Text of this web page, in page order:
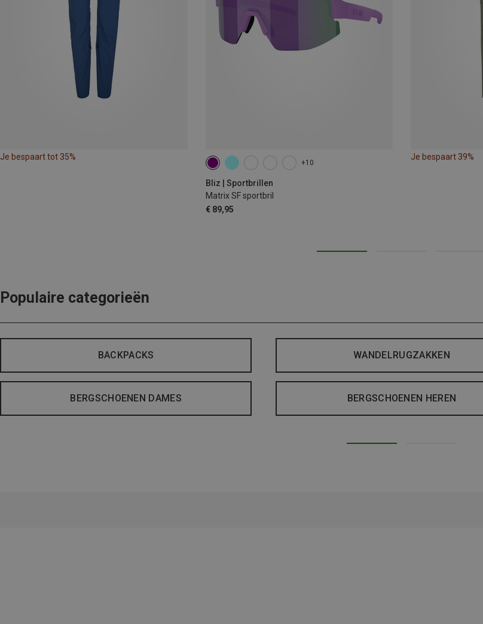
Je bespaart tot 35%
+10
Bliz | Sportbrillen
Matrix SF sportbril
€ 89,95
Je bespaart 39%
Populaire categorieën
BACKPACKS WANDELRUGZAKKEN
BERGSCHOENEN DAMES BERGSCHOENEN HEREN